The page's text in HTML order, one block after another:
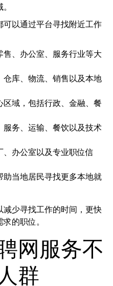
以通过平台寻找附近工作
售、办公室、服务行业等大
仓库、物流、销售以及本地
区域，包括行政、金融、餐
服务、运输、餐饮以及技术
、办公室以及专业职位信
助当地居民寻找更多本地就
少寻找工作的时间，更快
的职位。
网服务不
群